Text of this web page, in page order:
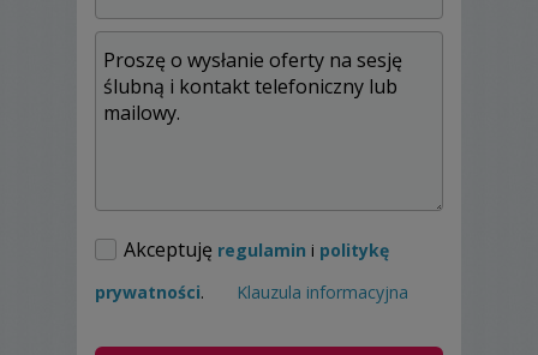
Dodatkowo:
- Fotoksiążka, Fotoalbum, Album
Tradycyjny, Odbitki - Cena uzależniona od
wybranego modelu
- Przygotowania - 200 zł
- Sesja narzeczeńska - 400 zł (do 30 km od
Krakowa, powyżej cena do uzgodnienia)
Akceptuję regulamin i politykę
prywatności. Klauzula informacyjna